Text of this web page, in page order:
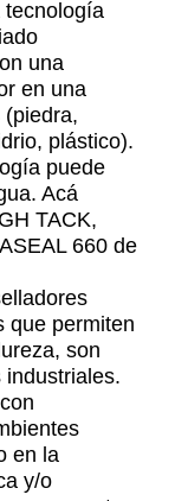
tecnología
una
en una
plástico).
puede
Acá
TACK,
660 de
que permiten
son
industriales.
en la
y/o